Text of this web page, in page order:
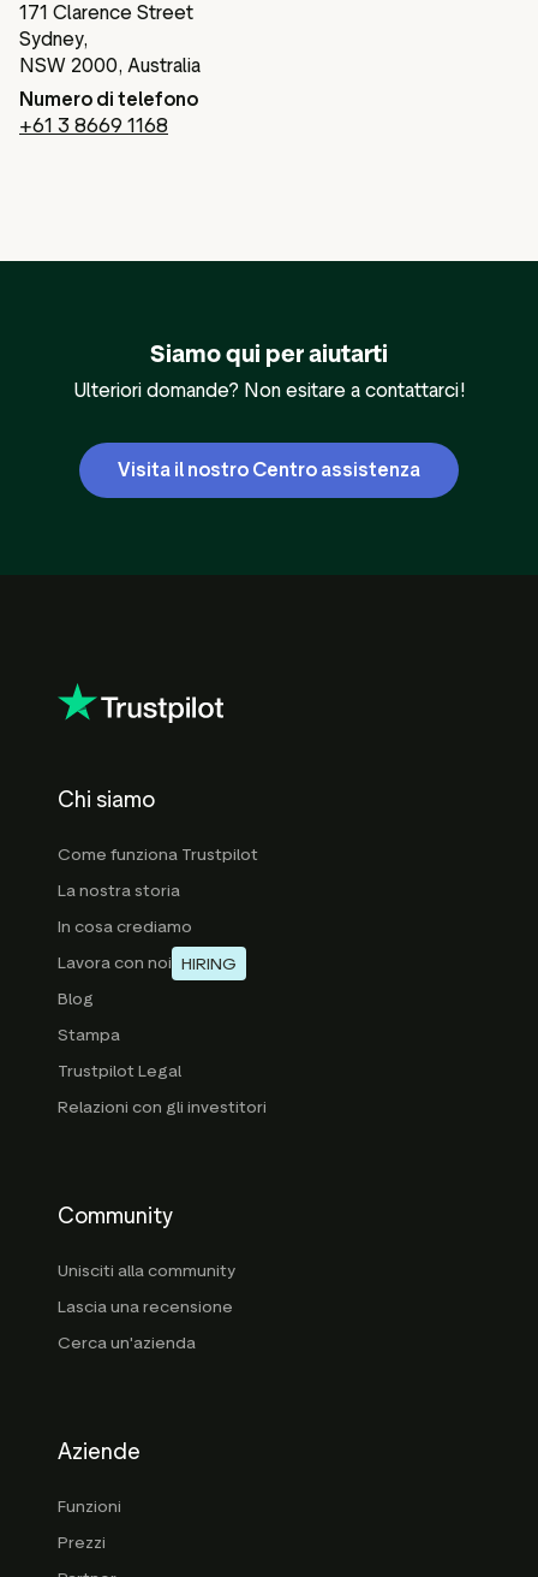
171 Clarence Street
Sydney,
NSW 2000, Australia
Numero di telefono
+61 3 8669 1168
Siamo qui per aiutarti
Ulteriori domande? Non esitare a contattarci!
Visita il nostro Centro assistenza
Chi siamo
Come funziona Trustpilot
La nostra storia
In cosa crediamo
Lavora con noi HIRING
Blog
Stampa
Trustpilot Legal
Relazioni con gli investitori
Community
Unisciti alla community
Lascia una recensione
Cerca un'azienda
Aziende
Funzioni
Prezzi